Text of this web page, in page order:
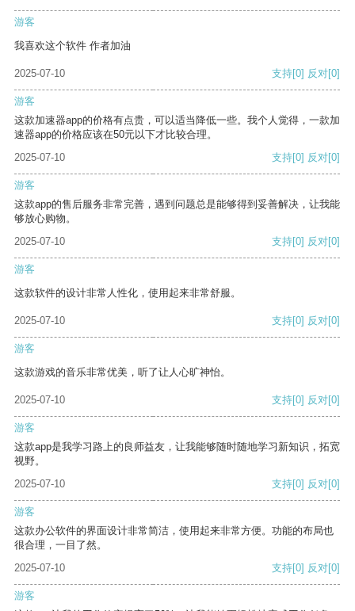
游客
我喜欢这个软件 作者加油
2025-07-10 支持[0] 反对[0]
游客
这款加速器app的价格有点贵，可以适当降低一些。我个人觉得，一款加
速器app的价格应该在50元以下才比较合理。
2025-07-10
支持[0] 反对[0]
游客
这款app的售后服务非常完善，遇到问题总是能够得到妥善解决，让我能
够放心购物。
2025-07-10
支持[0] 反对[0]
游客
这款软件的设计非常人性化，使用起来非常舒服。
2025-07-10 支持[0] 反对[0]
游客
这款游戏的音乐非常优美，听了让人心旷神怡。
2025-07-10 支持[0] 反对[0]
游客
这款app是我学习路上的良师益友，让我能够随时随地学习新知识，拓宽
视野。
2025-07-10
支持[0] 反对[0]
游客
这款办公软件的界面设计非常简洁，使用起来非常方便。功能的布局也
很合理，一目了然。
2025-07-10
支持[0] 反对[0]
游客